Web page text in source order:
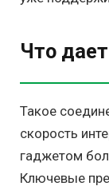
Что
Такое
скорость
гаджетом
Ключевые